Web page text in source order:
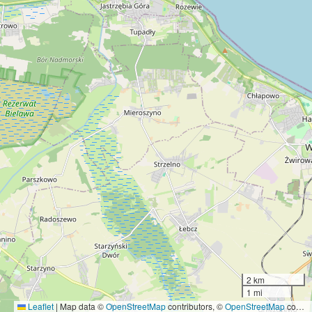
2 km
1 mi
Leaflet | Map data ©OpenStreetMapcontributors, ©OpenStreetMapcontributors